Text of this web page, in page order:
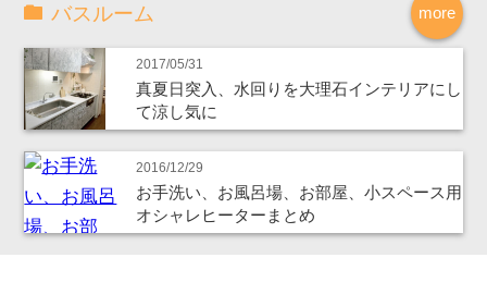
more
バスルーム
2017/05/31
真夏日突入、水回りを大理石インテリアにし
て涼し気に
2016/12/29
お手洗い、お風呂場、お部屋、小スペース用
オシャレヒーターまとめ